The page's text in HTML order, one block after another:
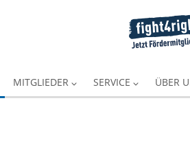
MITGLIEDER SERVICE ÜBER